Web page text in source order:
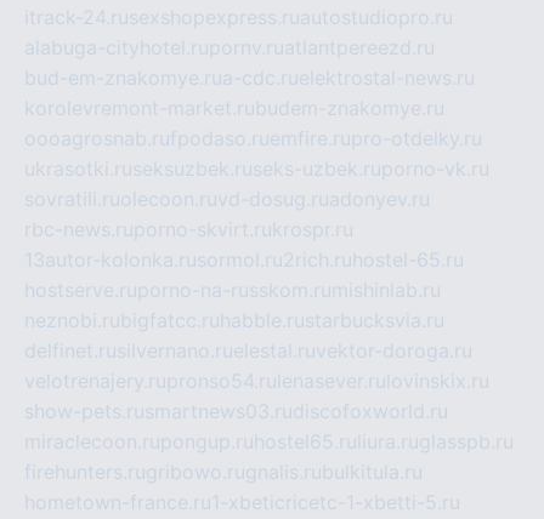
itrack-24.rusexshopexpress.ruautostudiopro.ru
alabuga-cityhotel.rupornv.ruatlantpereezd.ru
bud-em-znakomye.rua-cdc.ruelektrostal-news.ru
korolevremont-market.rubudem-znakomye.ru
oooagrosnab.rufpodaso.ruemfire.rupro-otdelky.ru
ukrasotki.ruseksuzbek.ruseks-uzbek.ruporno-vk.ru
sovratili.ruolecoon.ruvd-dosug.ruadonyev.ru
rbc-news.ruporno-skvirt.rukrospr.ru
13autor-kolonka.rusormol.ru2rich.ru hostel-65.ru
hostserve.ruporno-na-russkom.ru mishinlab.ru
neznobi.rubigfatcc.ru habble.rustarbucksvia.ru
delfinet.rusilvernano.ruelestal.ruvektor-doroga.ru
velotrenajery.rupronso54.ru lenasever.ru lovinskix.ru
show-pets.rusmartnews03.rudiscofoxworld.ru
miraclecoon.rupongup.ru hostel65.ru liura.ruglasspb.ru
firehunters.rugribowo.rugnalis.rubulkitula.ru
hometown-france.ru1-xbeticricetc-1-xbetti-5.ru